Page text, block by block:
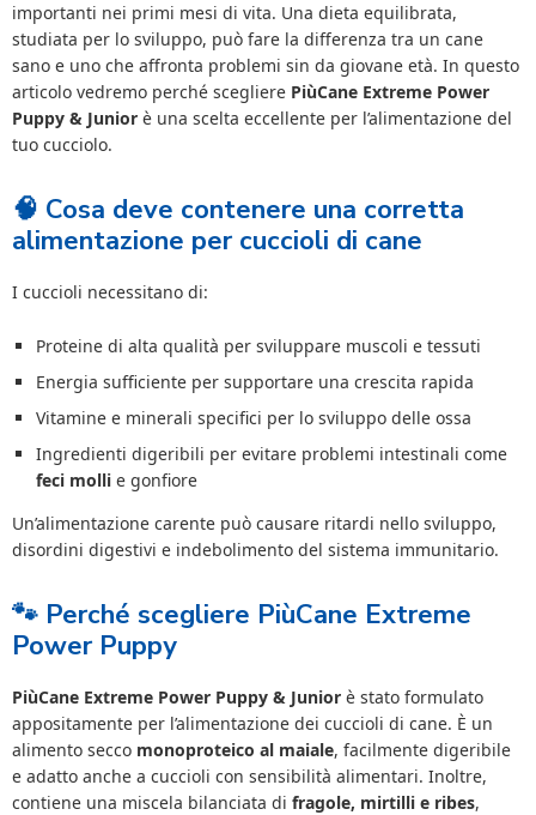
importanti nei primi mesi di vita. Una dieta equilibrata,
studiata per lo sviluppo, può fare la differenza tra un cane
sano e uno che affronta problemi sin da giovane età. In questo
articolo vedremo perché scegliere PiùCane Extreme Power
Puppy & Junior è una scelta eccellente per l’alimentazione del
tuo cucciolo.
🧠 Cosa deve contenere una corretta
alimentazione per cuccioli di cane
I cuccioli necessitano di:
Proteine di alta qualità per sviluppare muscoli e tessuti
Energia sufficiente per supportare una crescita rapida
Vitamine e minerali specifici per lo sviluppo delle ossa
Ingredienti digeribili per evitare problemi intestinali come
feci molli e gonfiore
Un’alimentazione carente può causare ritardi nello sviluppo,
disordini digestivi e indebolimento del sistema immunitario.
🐾 Perché scegliere PiùCane Extreme
Power Puppy
PiùCane Extreme Power Puppy & Junior è stato formulato
appositamente per l’alimentazione dei cuccioli di cane. È un
alimento secco monoproteico al maiale, facilmente digeribile
e adatto anche a cuccioli con sensibilità alimentari. Inoltre,
contiene una miscela bilanciata di fragole, mirtilli e ribes,